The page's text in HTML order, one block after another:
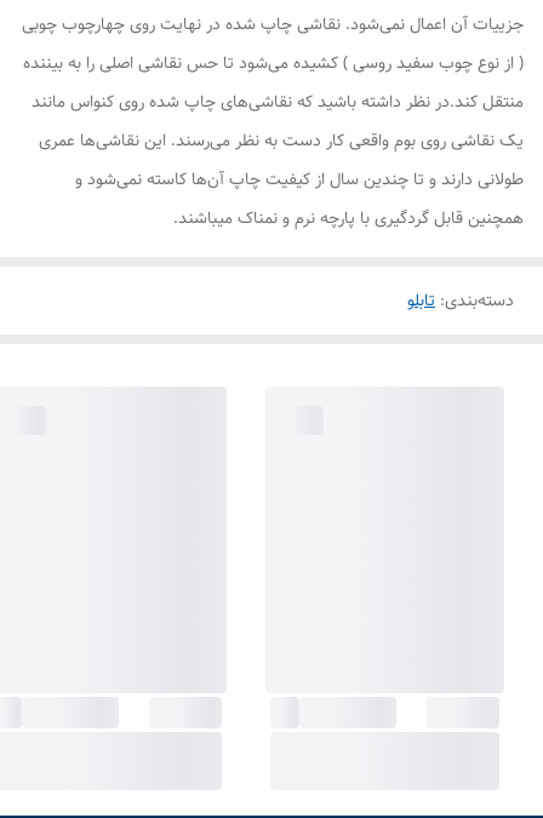
جزییات آن اعمال نمی‌شود. نقاشی چاپ شده در نهایت روی چهارچوب چوبی
( از نوع چوب سفید روسی ) کشیده می‌شود تا حس نقاشی اصلی را به بیننده
منتقل کند.در نظر داشته باشید که نقاشی‌های چاپ شده روی کنواس مانند
یک نقاشی روی بوم واقعی کار دست به نظر می‌رسند. این نقاشی‌ها عمری
طولانی دارند و تا چندین سال از کیفیت چاپ آن‌ها کاسته نمی‌شود و
همچنین قابل گردگیری با پارچه نرم و نمناک میباشند.
دسته‌بندی: تابلو